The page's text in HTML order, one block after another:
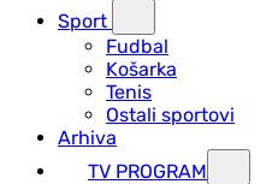
Sport
Fudbal
Košarka
Tenis
Ostali sportovi
Arhiva
TV PROGRAM